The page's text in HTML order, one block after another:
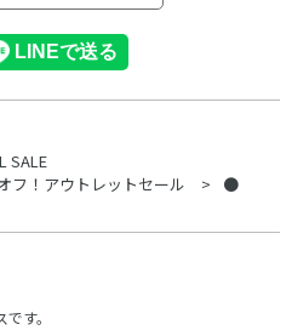
SALE
フ！アウトレットセール
●
す。